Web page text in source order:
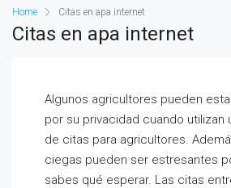
Home Citas en apa internet
Citas en apa internet
Algunos agricultores pueden
por su privacidad cuando utilizan
de citas para agricultores.
ciegas pueden ser estresantes
sabes qué esperar. Las citas